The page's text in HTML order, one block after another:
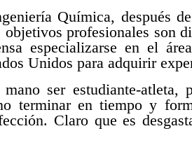
Química, después
profesionales son
especializarse en el
Unidos para adquirir
ser estudiante-
terminar en tiempo y
Claro que es